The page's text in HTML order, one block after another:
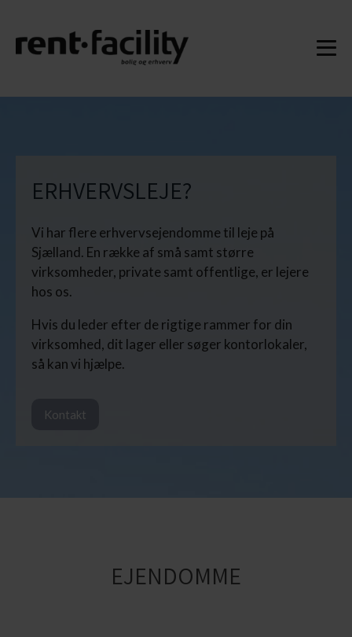
ERHVERVSLEJE?
Vi har flere erhvervsejendomme til leje på
Sjælland. En række af små samt større
virksomheder, private samt offentlige, er lejere
hos os.
Hvis du leder efter de rigtige rammer for din
virksomhed, dit lager eller søger kontorlokaler,
så kan vi hjælpe.
Kontakt
EJENDOMME